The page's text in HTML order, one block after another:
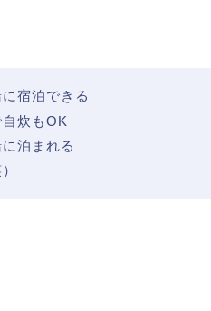
宿泊できる
炊もOK
泊まれる